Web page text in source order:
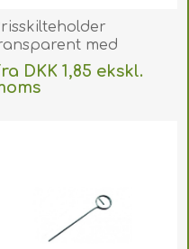
med
spyd.
klar
DKK 1,85 ekskl.